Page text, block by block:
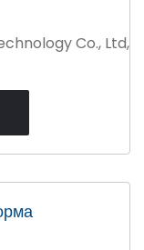
Co., Ltd,